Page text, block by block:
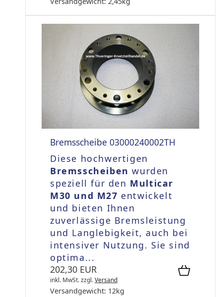
Bremsscheibe 03000240002TH
Diese hochwertigen
Bremsscheiben wurden
speziell für den Multicar
M30 und M27 entwickelt
und bieten Ihnen
zuverlässige Bremsleistung
und Langlebigkeit, auch bei
intensiver Nutzung. Sie sind
optima...
202,30 EUR
inkl. MwSt.zzgl.Versand
Versandgewicht: 12kg